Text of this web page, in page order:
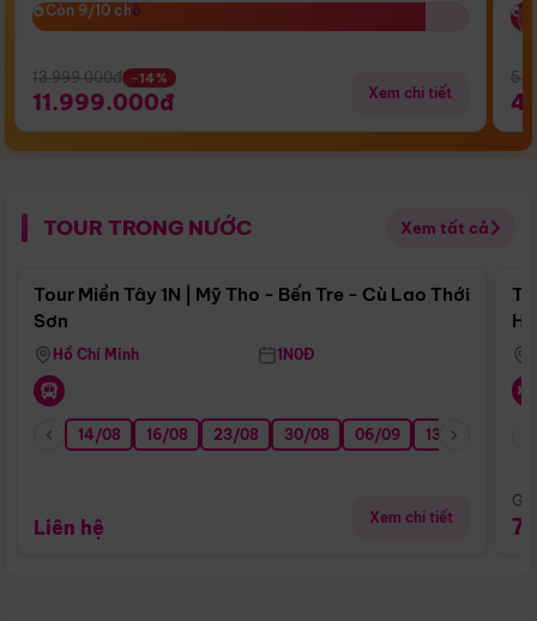
Còn 9/10 chỗ
Còn 9/10 chỗ
13.999.000đ -14%
11.999.000đ Xem chi tiết
TOUR TRONG NƯỚC Xem tất cả
Điểm nổi bật
Tour Miền Tây 1N | Mỹ Tho - Bến Tre - Cù Lao Thới
Sơn
Hồ Chí Minh 1N0Đ
14/08 16/08 23/08 30/08 06/09 13/09
Liên hệ Xem chi tiết